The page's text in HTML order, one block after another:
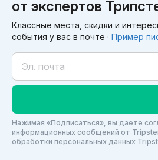
от экспертов
Классные места, скидки и
события у вас в почте · Пример
Нажимая «Подписаться», вы даете
информационных сообщений от
обработки персональных данных